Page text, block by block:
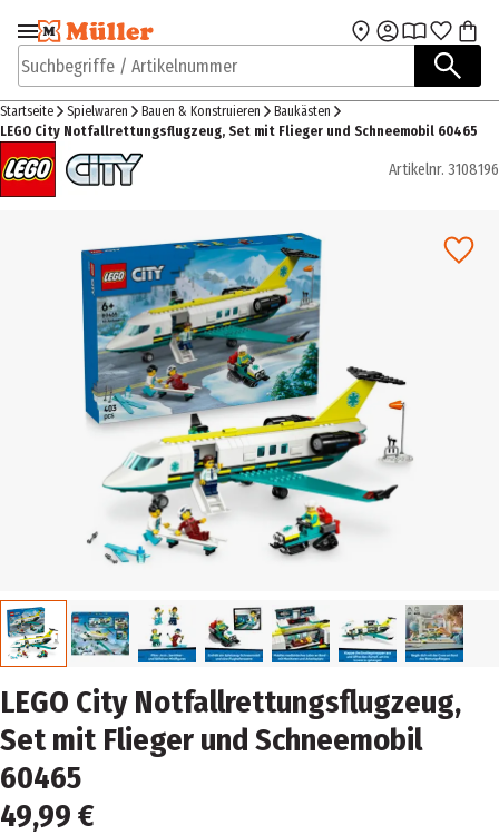
Zur Navigation
springen
Zum Hauptinhalt
Suchbegriffe / Artikelnummer
Startseite Spielwaren Bauen & Konstruieren
Baukästen
LEGO City Notfallrettungsflugzeug, Set mit Flieger und Schneemobil 60465
Artikelnr. 3108196
LEGO City Notfallrettungsflugzeug,
Set mit Flieger und Schneemobil
60465
49,99 €